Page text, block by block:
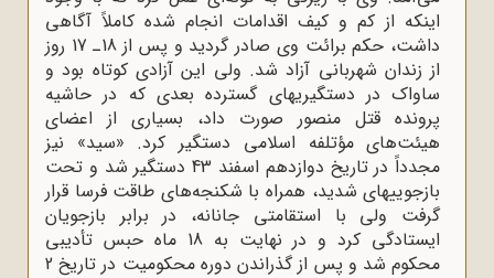
اینکه از کم و کیف اقدامات انجام شده کاملاً آگاهى
داشت، حکم برائت وى صادر گردید و پس از 18ـ 17 روز
از زندان شهربانى آزاد شد. ولی این آزادی کوتاه بود و
ساواک در دستگیریهاى گسترده بعدی که در حاشیه
پرونده قتل منصور صورت داد، بسیارى از اعضاى
هیئت‌هاى مؤتلفه اسلامى دستگیر کرد. «سید» نیز
مجدداً در تاریخ دوازدهم اسفند 43 دستگیر شد و تحت
بازجوییهاى شدید، همراه با شکنجه‌هاى طاقت فرسا قرار
گرفت ولى با استقامتى جانانه، در برابر بازجویان
ایستادگى کرد و در نهایت به 18 ماه حبس تأدیبى
محکوم شد و پس از گذراندن دوره محکومیت در تاریخ 2